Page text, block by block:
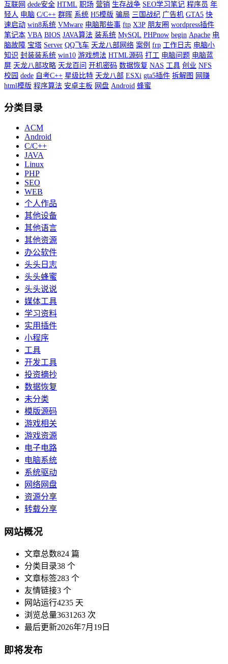
互联网 dede安全 HTML 职场 营销 生存战争 SEO学习笔记 程序员 年
轻人 电脑 C/C++ 群晖 系统 H5模版 骗局 三国战纪 广告机 GTA5 快
速启动 win8系统 VMware 电脑那些事 ftp X3P 朋友圈 wordpress插件
笔记本 VBA BIOS JAVA算法 装系统 MySQL PHPnow begin Apache 电
脑故障 宝塔 Server QQ飞车 天龙八部网络 案例 frp 工作日志 电脑小
知识 封装装系统 win10 游戏想法 HTML源码 打工 电脑问题 电脑蓝
屏 天龙八部攻略 天龙百问 开机密码 数据恢复 NAS 工具 创业 NFS
校园 dede 自考C++ 星级比特 天龙八部 ESXi gta5插件 拆解图 网赚
html模版 程序算法 安卓主板 网盘 Android 蜂蜜
分类目录
ACM
Android
C/C++
JAVA
Linux
PHP
SEO
WEB
个人作品
其他设备
其他语言
其他资源
办公软件
头头日志
头头蜂蜜
头头说说
媒体工具
学习资料
实用插件
小程序
工具
开发工具
投资摘抄
数据恢复
未分类
模版源码
游戏相关
游戏资源
电子电路
电脑系统
系统驱动
网络网盘
资源分享
转载分享
网站概况
文章总数824 篇
分类目录38 个
文章标签283 个
友情链接3 个
网站运行4235 天
浏览总量3631263 次
最后更新2026年7月19日
即将发布